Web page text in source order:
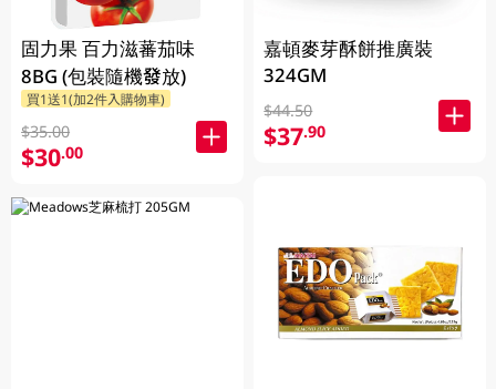
固力果 百力滋蕃茄味
8BG (包裝隨機發放)
買1送1(加2件入購物車)
$35.00
$30.00
嘉頓麥芽酥餅推廣裝
324GM
$44.50
$37.90